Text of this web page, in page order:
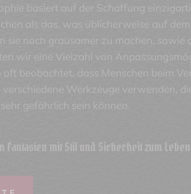
basiert auf der Schaffung
als das, was üblicherweise auf
sie noch grausamer zu machen,
wir eine Vielzahl von
beobachtet, dass Menschen beim
verschiedene Werkzeuge verwenden,
gefährlich sein können.
Fantasien mit Stil und Sicherheit zum